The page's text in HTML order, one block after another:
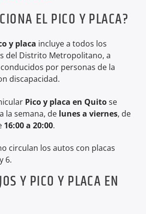
EL PICO Y PLACA?
y placa incluye a todos los
del Distrito Metropolitano, a
por personas de la
discapacidad.
Pico y placa en Quitose
la semana, de lunes a viernes, de
16:00 a 20:00.
circulan los autos con placas
6.
Y PICO Y PLACA EN